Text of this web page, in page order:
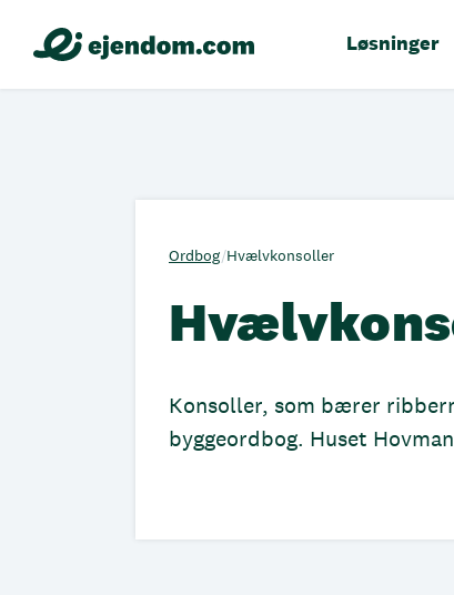
Løsninger
Ordbog/Hvælvkonsoller
Konsoller, som bærer
byggeordbog. Huset